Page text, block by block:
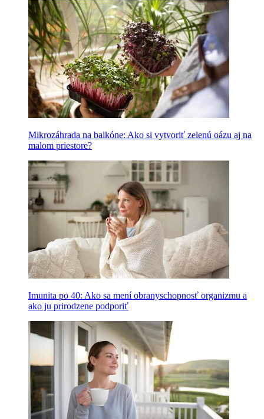
Mikrozáhrada na balkóne: Ako si vytvoriť zelenú oázu aj na
malom priestore?
Imunita po 40: Ako sa mení obranyschopnosť organizmu a
ako ju prirodzene podporiť